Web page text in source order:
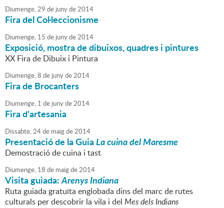
Diumenge,29 de junyde2014
Fira del Col·leccionisme
Diumenge, 15 de junyde2014
Exposició, mostra de dibuixos, quadres i pintures
XX Fira de Dibuix i Pintura
Diumenge,8 de junyde2014
Fira de Brocanters
Diumenge, 1 de junyde2014
Fira d'artesania
Dissabte,24de maigde2014
Presentació de la GuiaLa cuina del Maresme
Demostració de cuina i tast
Diumenge, 18 de maigde2014
Visita guiada:Arenys Indiana
Ruta guiada gratuïta englobada dins del marc de rutes
culturals per descobrir la vila i del Mes dels Indians